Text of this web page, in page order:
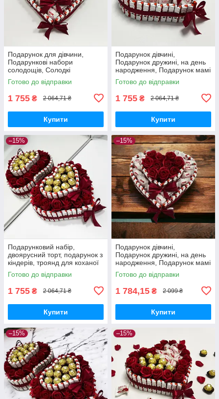
Подарунок для дівчини,
Подарункові набори
солодощів, Солодкі
подарунки, Подарунок
коханій жінці мамі подрузі
Готово до відправки
1 755 ₴ 2 064,71 ₴
Купити
Подарунок дівчині,
Подарунок дружині, на день
народження, Подарунок мамі
на день народження, подрузі,
сестрі, доньці
Готово до відправки
1 755 ₴ 2 064,71 ₴
Купити
–15%
Подарунковий набір,
двоярусний торт, подарунок з
кіндерів, троянд для коханої
дівчини, дочки, дружини на
день народження
Готово до відправки
1 755 ₴ 2 064,71 ₴
Купити
–15%
Подарунок дівчині,
Подарунок дружині, на день
народження, Подарунок мамі
на день народження, подрузі,
сестрі, доньці
Готово до відправки
1 784,15 ₴ 2 099 ₴
Купити
–15% –15%